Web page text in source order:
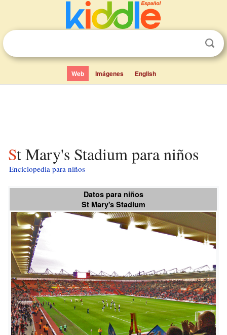
Web Imágenes English
St Mary's Stadium para niños
Enciclopedia para niños
Datos para niños
St Mary's Stadium